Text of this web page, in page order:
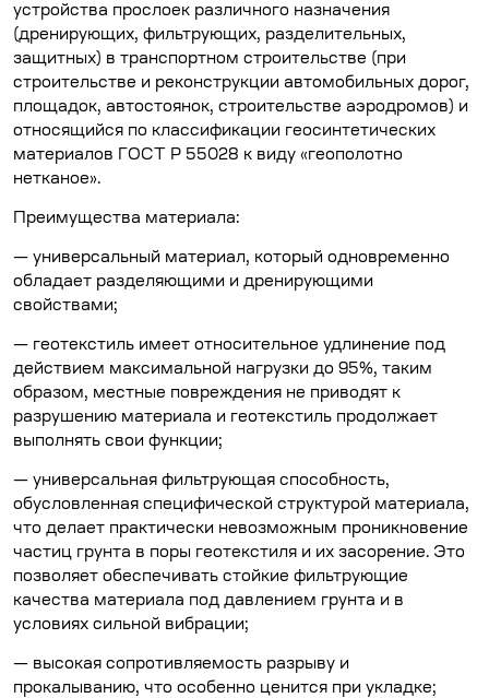
устройства прослоек различного назначения
(дренирующих, фильтрующих, разделительных,
защитных) в транспортном строительстве (при
строительстве и реконструкции автомобильных дорог,
площадок, автостоянок, строительстве аэродромов) и
относящийся по классификации геосинтетических
материалов ГОСТ Р 55028 к виду «геополотно
нетканое».
Преимущества материала:
— универсальный материал, который одновременно
обладает разделяющими и дренирующими
свойствами;
— геотекстиль имеет относительное удлинение под
действием максимальной нагрузки до 95%, таким
образом, местные повреждения не приводят к
разрушению материала и геотекстиль продолжает
выполнять свои функции;
— универсальная фильтрующая способность,
обусловленная специфической структурой материала,
что делает практически невозможным проникновение
частиц грунта в поры геотекстиля и их засорение. Это
позволяет обеспечивать стойкие фильтрующие
качества материала под давлением грунта и в
условиях сильной вибрации;
— высокая сопротивляемость разрыву и
прокалыванию, что особенно ценится при укладке;